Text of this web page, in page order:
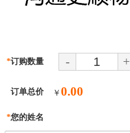
订购数量
* - +
订单总价 ￥ 0.00
您的姓名
*